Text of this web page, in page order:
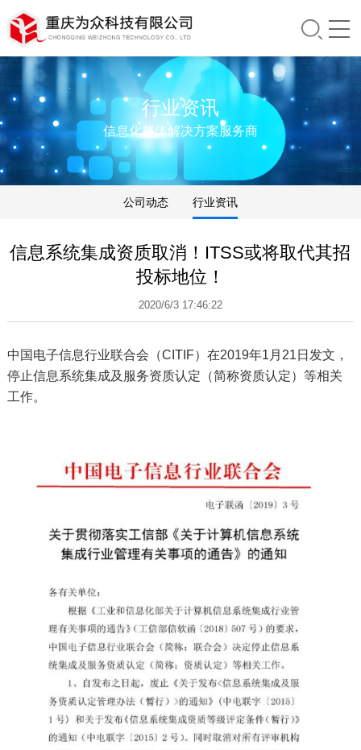
行业资讯
信息化整体解决方案服务商
公司动态 行业资讯
信息系统集成资质取消！ITSS或将取代其招
投标地位！
2020/6/3 17:46:22
中国电子信息行业联合会（CITIF）在2019年1月21日发文，
停止信息系统集成及服务资质认定（简称资质认定）等相关
工作。